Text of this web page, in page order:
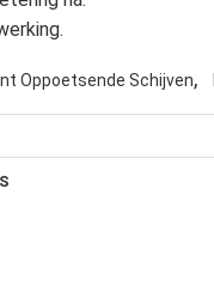
Oppoetsende Schijven,